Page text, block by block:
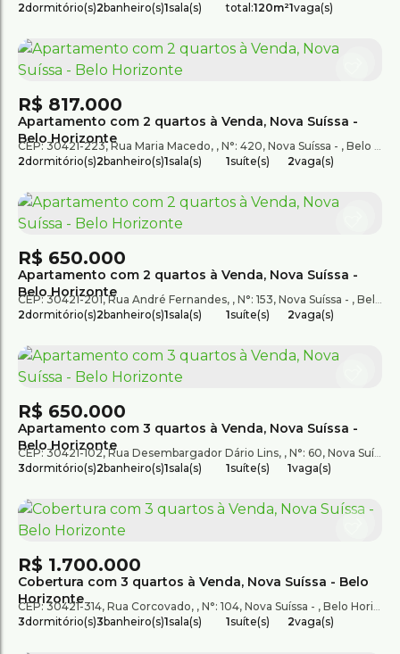
2dormitório(s)2banheiro(s)1sala(s) total:120m²1vaga(s)
Apartamento com 2 quartos à Venda, Nova Suíssa -
Belo Horizonte
R$ 817.000
CEP: 30421-223,Rua Maria Macedo , N°: 420, Nova Suíssa , Belo Horizonte
2dormitório(s)2banheiro(s)1sala(s) 1suíte(s) 2vaga(s)
Apartamento com 2 quartos à Venda, Nova Suíssa -
Belo Horizonte
R$ 650.000
CEP: 30421-201,Rua André Fernandes , N°: 153, Nova Suíssa , Belo Horizonte
2dormitório(s)2banheiro(s)1sala(s) 1suíte(s) 2vaga(s)
Apartamento com 3 quartos à Venda, Nova Suíssa -
Belo Horizonte
R$ 650.000
CEP: 30421-102,Rua Desembargador Dário Lins , N°: 60, Nova Suíssa
3dormitório(s)2banheiro(s)1sala(s) 1suíte(s) 1vaga(s)
Cobertura com 3 quartos à Venda, Nova Suíssa - Belo
Horizonte
R$ 1.700.000
CEP: 30421-314, Rua Corcovado , N°: 104, Nova Suíssa , Belo Horizonte
3dormitório(s)3banheiro(s)1sala(s) 1suíte(s) 2vaga(s)